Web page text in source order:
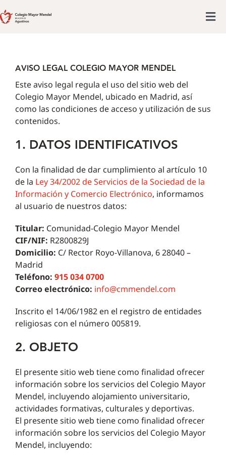
al
Admisiones
Posgrado
AVISO LEGAL COLEGIO MAYOR MENDEL
Este aviso legal regula el uso del sitio web del
Colegio Mayor Mendel, ubicado en Madrid, así
como las condiciones de acceso y utilización de sus
contenidos.
1. DATOS IDENTIFICATIVOS
Con la finalidad de dar cumplimiento al artículo 10
de la Ley 34/2002 de Servicios de la Sociedad de la
Información y Comercio Electrónico, informamos
al usuario de nuestros datos:
Titular: Comunidad-Colegio Mayor Mendel
CIF/NIF: R2800829J
Domicilio: C/ Rector Royo-Villanova, 6 28040 –
Madrid
Teléfono: 915 034 0700
Correo electrónico: info@cmmendel.com
Inscrito el 14/06/1982 en el registro de entidades
religiosas con el número 005819.
2. OBJETO
El presente sitio web tiene como finalidad ofrecer
información sobre los servicios del Colegio Mayor
Mendel, incluyendo alojamiento universitario,
actividades formativas, culturales y deportivas.
El presente sitio web tiene como finalidad ofrecer
información sobre los servicios del Colegio Mayor
Mendel, incluyendo: